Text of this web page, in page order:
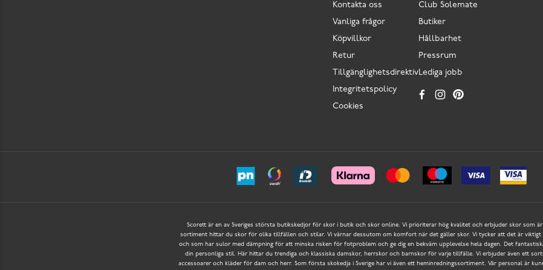
Kontakta oss
Vanliga frågor
Köpvillkor
Retur
Tillgänglighetsdirektiv
Integritetspolicy
Cookies
Club Solemate
Butiker
Hållbarhet
Pressrum
Lediga jobb
Scorett är en av Sveriges största butikskedjor för skor i butik och skor online. Vi prioriterar hög kvalitet och erbjuder skor som
sortiment hittar du skor för olika tillfällen och stilar. Vi värnar dessutom om komfort när det gäller skor. Vi tycker att det är
och som har sulor med dämpning för att minska risken för fotproblem och ge dig en bekväm upplevelse hela dagen. Det
din personliga stil. Här hittar du trendiga och klassiska damskor, herrskor och barnskor för varje tillfälle. Vi erbjuder även ett
accessoarer och kläder för dam och herr. Som första skokedja i Sverige har vi även ett heminredningssortiment. Vår personal är